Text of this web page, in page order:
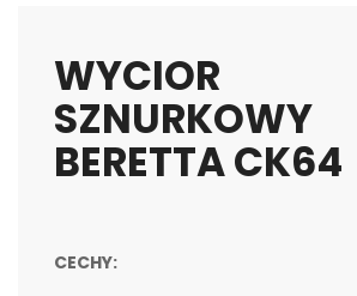
WYCIOR
SZNURKOWY
BERETTA CK64
CECHY: